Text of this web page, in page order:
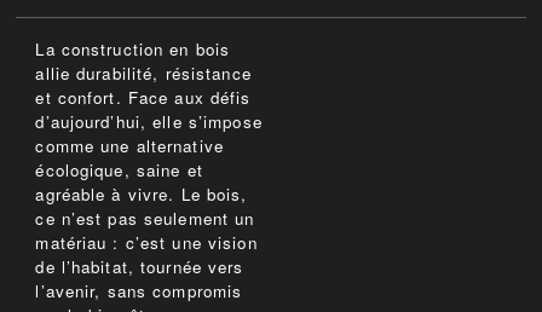
La construction en bois
allie durabilité, résistance
et confort. Face aux défis
d’aujourd’hui, elle s’impose
comme une alternative
écologique, saine et
agréable à vivre. Le bois,
ce n’est pas seulement un
matériau : c’est une vision
de l’habitat, tournée vers
l’avenir, sans compromis